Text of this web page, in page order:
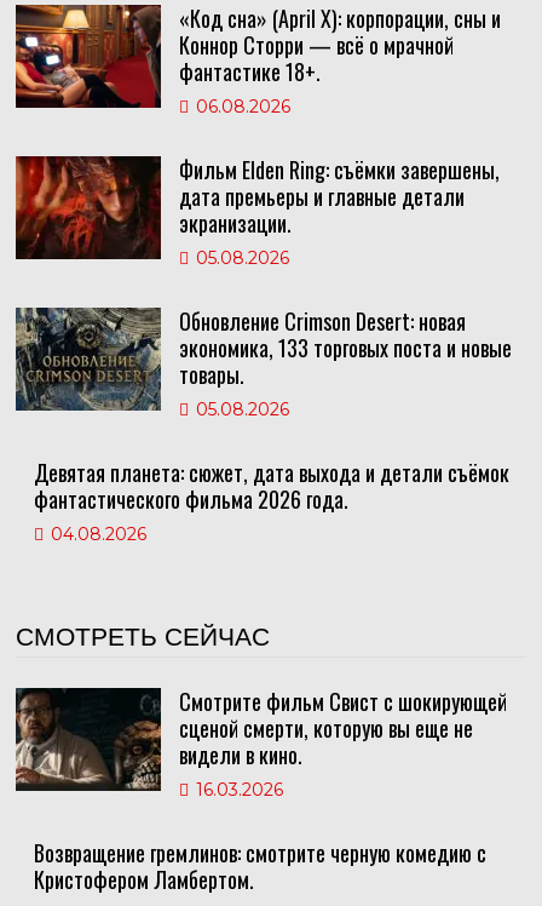
«Код сна» (April X): корпорации, сны и
Коннор Сторри — всё о мрачной
фантастике 18+.
06.08.2026
Фильм Elden Ring: съёмки завершены,
дата премьеры и главные детали
экранизации.
05.08.2026
Обновление Crimson Desert: новая
экономика, 133 торговых поста и новые
товары.
05.08.2026
Девятая планета: сюжет, дата выхода и детали съёмок
фантастического фильма 2026 года.
04.08.2026
СМОТРЕТЬ СЕЙЧАС
Смотрите фильм Свист с шокирующей
сценой смерти, которую вы еще не
видели в кино.
16.03.2026
Возвращение гремлинов: смотрите черную комедию с
Кристофером Ламбертом.